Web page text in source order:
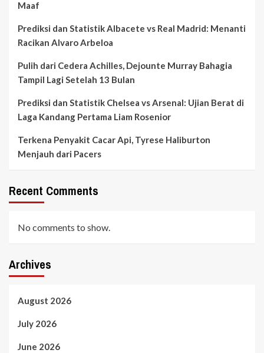
Maaf
Prediksi dan Statistik Albacete vs Real Madrid: Menanti
Racikan Alvaro Arbeloa
Pulih dari Cedera Achilles, Dejounte Murray Bahagia
Tampil Lagi Setelah 13 Bulan
Prediksi dan Statistik Chelsea vs Arsenal: Ujian Berat di
Laga Kandang Pertama Liam Rosenior
Terkena Penyakit Cacar Api, Tyrese Haliburton
Menjauh dari Pacers
Recent Comments
No comments to show.
Archives
August 2026
July 2026
June 2026